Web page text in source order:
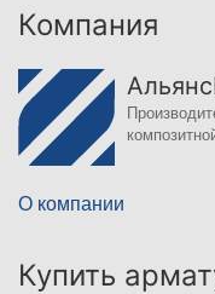
Компания
О компании
Купить